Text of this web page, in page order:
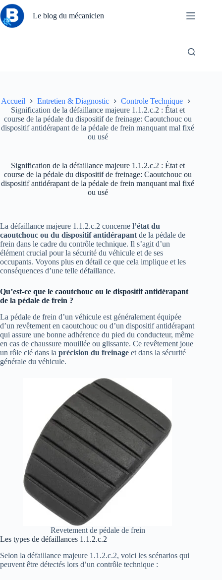
Passer
au
contenu
Le blog du mécanicien
Accueil Entretien & Diagnostic
Controle Technique
Signification de la défaillance majeure 1.1.2.c.2 : État et
course de la pédale du dispositif de freinage: Caoutchouc ou
dispositif antidérapant de la pédale de frein manquant mal fixé
ou usé
Signification de la défaillance majeure 1.1.2.c.2 : État et
course de la pédale du dispositif de freinage: Caoutchouc ou
dispositif antidérapant de la pédale de frein manquant mal fixé
ou usé
La défaillance majeure 1.1.2.c.2 concerne l’état du
caoutchouc ou du dispositif antidérapant de la pédale de
frein dans le cadre du contrôle technique. Il s’agit d’un
élément crucial pour la sécurité du véhicule et de ses
occupants. Voyons plus en détail ce que cela implique et les
conséquences d’une telle défaillance.
Qu’est-ce que le caoutchouc ou le dispositif antidérapant
de la pédale de frein ?
La pédale de frein d’un véhicule est généralement équipée
d’un revêtement en caoutchouc ou d’un dispositif antidérapant
qui assure une bonne adhérence du pied du conducteur, même
en cas de chaussure mouillée ou glissante. Ce revêtement joue
un rôle clé dans la précision du freinage et dans la sécurité
générale du véhicule.
Revetement de pédale de frein
Les types de défaillances 1.1.2.c.2
Selon la défaillance majeure 1.1.2.c.2, voici les scénarios qui
peuvent être détectés lors d’un contrôle technique :